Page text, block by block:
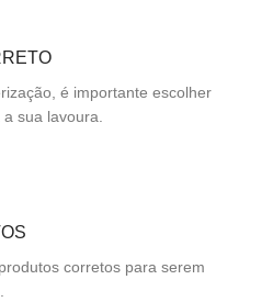
é importante escolher
sua lavoura.
corretos para serem